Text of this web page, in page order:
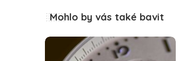
Mohlo by vás také bavit